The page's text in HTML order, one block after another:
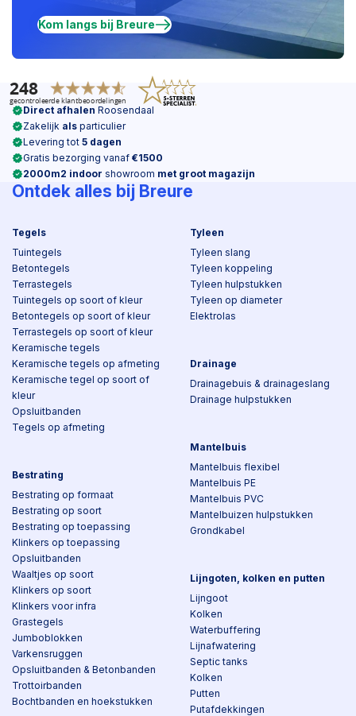
Kom langs bij Breure
Direct afhalen Roosendaal
Zakelijk als particulier
Levering tot 5 dagen
Gratis bezorging vanaf €1500
2000m2 indoor showroom met groot magazijn
Ontdek alles bij Breure
Tegels
Tuintegels
Betontegels
Terrastegels
Tuintegels op soort of kleur
Betontegels op soort of kleur
Terrastegels op soort of kleur
Keramische tegels
Keramische tegels op afmeting
Keramische tegel op soort of
kleur
Opsluitbanden
Tegels op afmeting
Bestrating
Bestrating op formaat
Bestrating op soort
Bestrating op toepassing
Klinkers op toepassing
Opsluitbanden
Waaltjes op soort
Klinkers op soort
Klinkers voor infra
Grastegels
Jumboblokken
Varkensruggen
Opsluitbanden & Betonbanden
Trottoirbanden
Bochtbanden en hoekstukken
Tyleen
Tyleen slang
Tyleen koppeling
Tyleen hulpstukken
Tyleen op diameter
Elektrolas
Drainage
Drainagebuis & drainageslang
Drainage hulpstukken
Mantelbuis
Mantelbuis flexibel
Mantelbuis PE
Mantelbuis PVC
Mantelbuizen hulpstukken
Grondkabel
Lijngoten, kolken en putten
Lijngoot
Kolken
Waterbuffering
Lijnafwatering
Septic tanks
Kolken
Putten
Putafdekkingen